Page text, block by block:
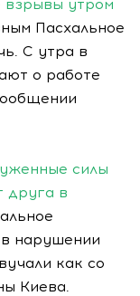
взрывы утром
Пасхальное
С утра в
о работе
силы
друга в
нарушении
как со
Киева.